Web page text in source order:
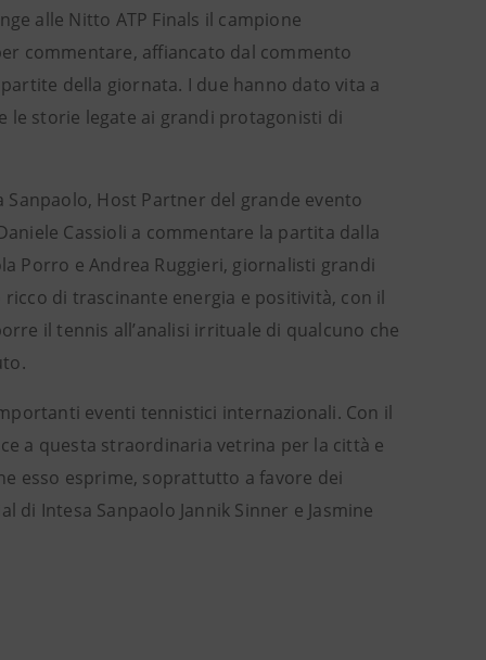
alle Nitto ATP Finals il campione
commentare, affiancato dal commento
della giornata. I due hanno dato vita a
le storie legate ai grandi protagonisti di
Sanpaolo, Host Partner del grande evento
Cassioli a commentare la partita dalla
Porro e Andrea Ruggieri, giornalisti grandi
di trascinante energia e positività, con il
il tennis all’analisi irrituale di qualcuno che
eventi tennistici internazionali. Con il
a questa straordinaria vetrina per la città e
esso esprime, soprattutto a favore dei
Intesa Sanpaolo Jannik Sinner e Jasmine